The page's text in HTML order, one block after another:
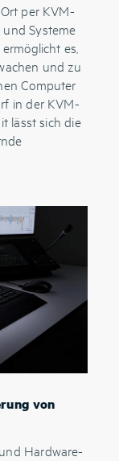
per KVM-
Systeme
es,
und zu
Computer
in der KVM-
lässt sich die
von
Hardware-